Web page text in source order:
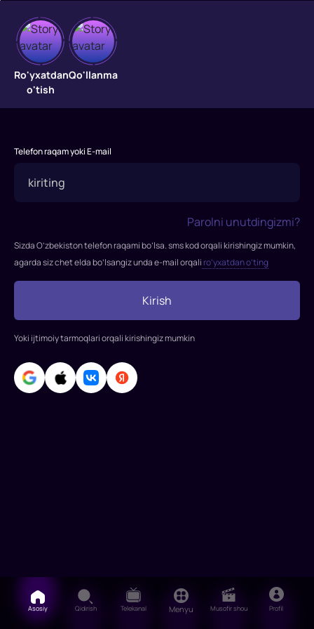
Kelinlar
qo'zg'oloni
kino
qo'zg'oloni"
muallifi:
rejissyor:
Melis
Abzalov
operator:
Najmiddin
Gulomo
Ro'yxatdan
o'tish
Qo'llanma
Telefon raqam yoki E-mail
Parolni unutdingizmi?
Sizda O’zbekiston telefon raqami bo’lsa. sms kod orqali kirishingiz mumkin,
agarda siz chet elda bo’lsangiz unda e-mail orqali ro’yxatdan o’ting
Kirish
Yoki ijtimoiy tarmoqlari orqali kirishingiz mumkin
Asosiy Qidirish Telekanal Menyu Musofir shou Profil